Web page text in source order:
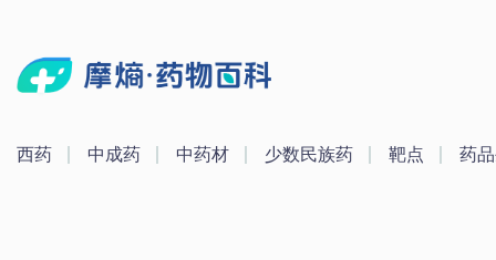
西药 中成药 中药材 少数民族药 靶点 药